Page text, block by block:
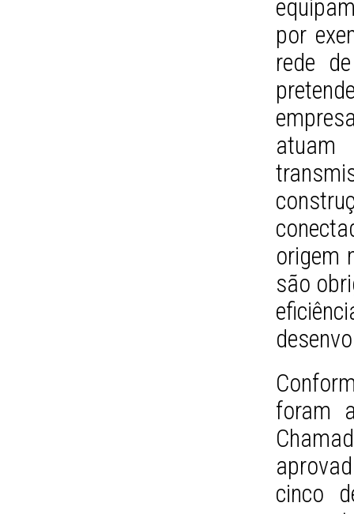
por
rede
origem
são
foram
cinco